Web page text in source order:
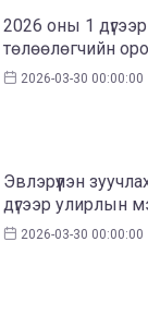
2026 оны 1
төлөөлөгчийн
2026-03-30 00:00:00
Эвлэрүүлэн
дүгээр улирлын
2026-03-30 00:00:00